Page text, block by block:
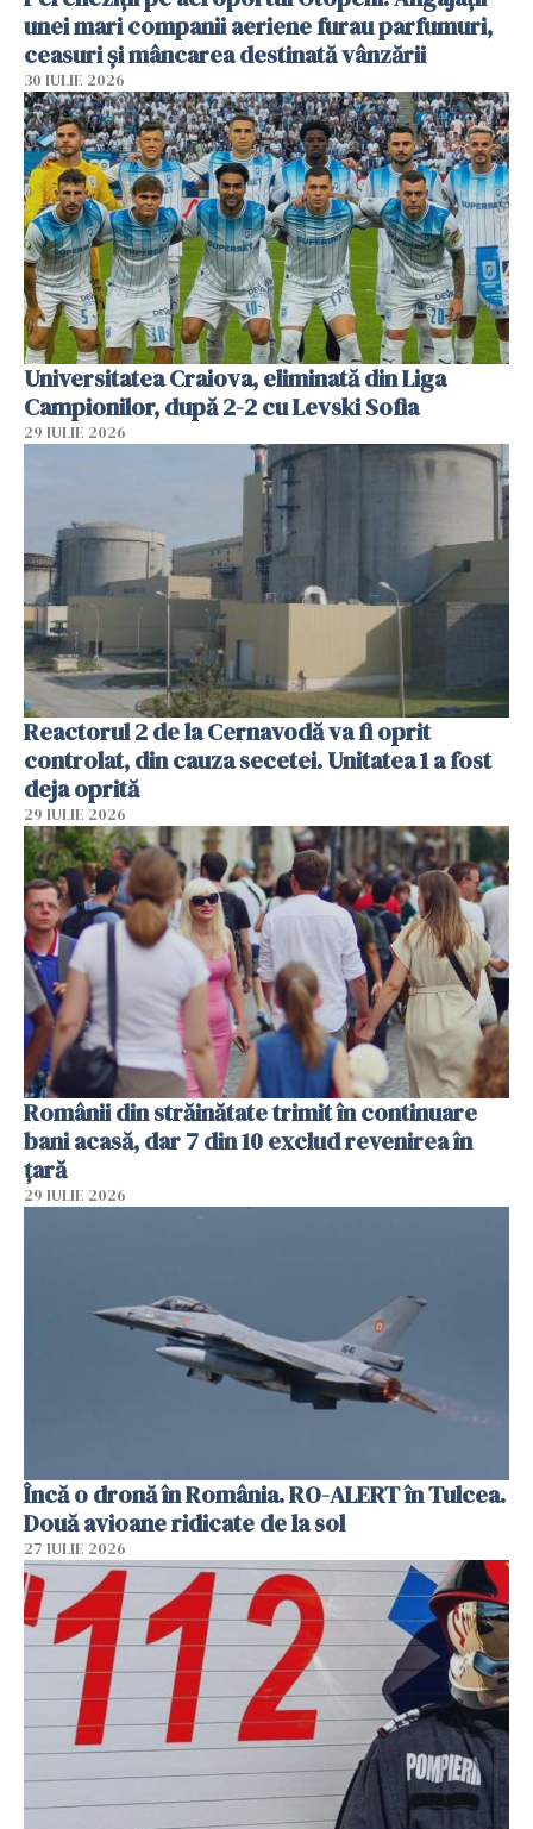
unei mari companii aeriene furau parfumuri,
ceasuri și mâncarea destinată vânzării
30 IULIE 2026
Universitatea Craiova, eliminată din Liga
Campionilor, după 2-2 cu Levski Sofia
29 IULIE 2026
Reactorul 2 de la Cernavodă va fi oprit
controlat, din cauza secetei. Unitatea 1 a fost
deja oprită
29 IULIE 2026
Românii din străinătate trimit în continuare
bani acasă, dar 7 din 10 exclud revenirea în
țară
29 IULIE 2026
Încă o dronă în România. RO-ALERT în Tulcea.
Două avioane ridicate de la sol
27 IULIE 2026